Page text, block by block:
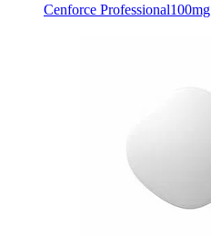
Cenforce Professional100mg